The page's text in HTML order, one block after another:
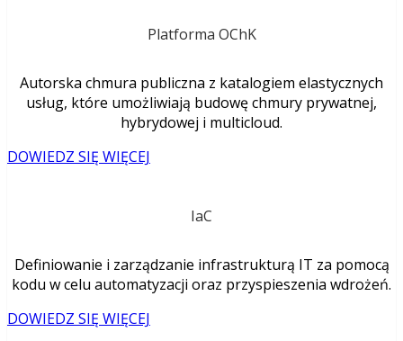
Platforma OChK
Autorska chmura publiczna z katalogiem elastycznych
usług, które umożliwiają budowę chmury prywatnej,
hybrydowej i multicloud.
DOWIEDZ SIĘ WIĘCEJ
IaC
Definiowanie i zarządzanie infrastrukturą IT za pomocą
kodu w celu automatyzacji oraz przyspieszenia wdrożeń.
DOWIEDZ SIĘ WIĘCEJ